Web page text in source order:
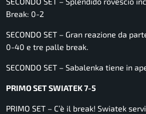
Break: 0-2
SECONDO SET – Gran reazione da
0-40 e tre palle break.
SECONDO SET – Sabalenka tiene in
PRIMO SET SWIATEK 7-5
PRIMO SET – C’è il break! Swiatek